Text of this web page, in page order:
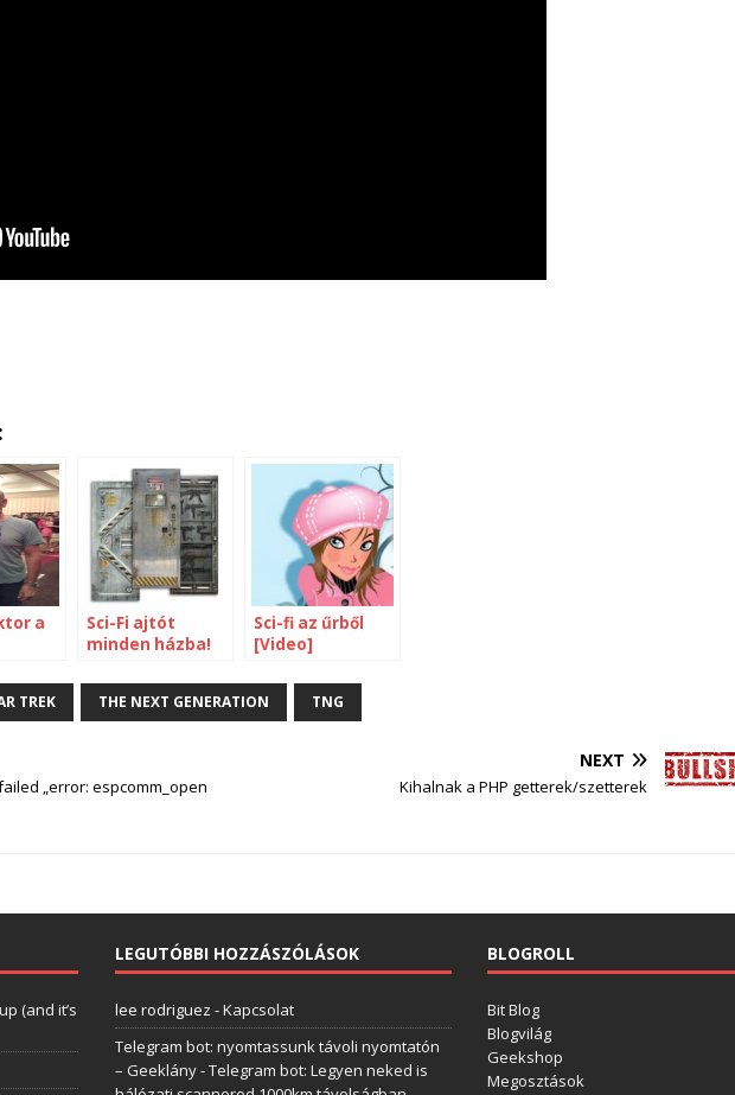
a
Sci-Fi ajtót
minden házba!
Sci-fi az űrből
[Video]
TREK THE NEXT GENERATION TNG
„error: espcomm_open
NEXT
Kihalnak a PHP getterek/szetterek
(and it’s
LEGUTÓBBI HOZZÁSZÓLÁSOK
lee rodriguez -Kapcsolat
Telegram bot: nyomtassunk távoli nyomtatón
– Geeklány-Telegram bot: Legyen neked is
BLOGROLL
Bit Blog
Blogvilág
Geekshop
Megosztások